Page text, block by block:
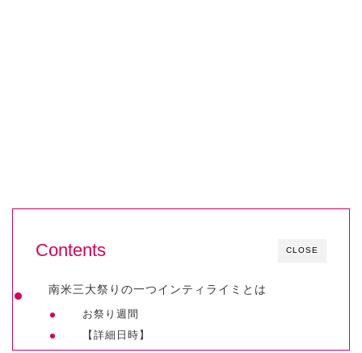
CLOSE
Contents
南米三大祭りの一つインティライミとは
お祭り週間
【詳細日時】